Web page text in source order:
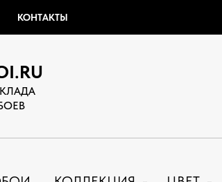
КОНТАКТЫ